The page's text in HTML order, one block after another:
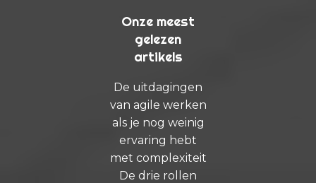
Onze meest
gelezen
artikels
De uitdagingen
van agile werken
als je nog weinig
ervaring hebt
met complexiteit
De drie rollen